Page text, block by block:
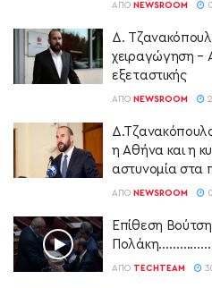
ΑΠΌ NEWSROOM
Δ.
χειραγώγηση –
εξεταστικής
ΑΠΌ NEWSROOM
η Αθήνα και η
αστυνομία στα
ΑΠΌ NEWSROOM
Επίθεση
Πολάκη……………
ΑΠΌ TECHTEAM